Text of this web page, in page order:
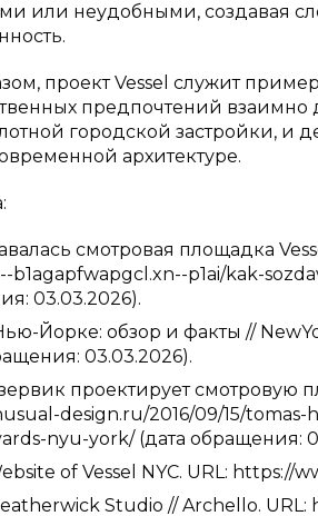
или неудобными, создавая
проект Vessel служит
предпочтений
городской застройки, и
архитектуре.
смотровая площадка
b1agapfwapgcl.xn--p1ai/kak-
03.03.2026).
Йорке: обзор и факты //
03.03.2026).
проектирует смотровую
design.ru/2016/09/15/
nyu-york/ (дата обращения:
of Vessel NYC. URL: https://
Studio // Archello.